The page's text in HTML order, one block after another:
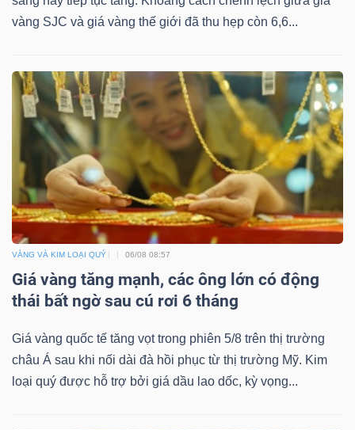
vàng SJC và giá vàng thế giới đã thu hẹp còn 6,6...
VÀNG VÀ KIM LOẠI QUÝ 06/08 08:57
Giá vàng tăng mạnh, các ông lớn có động
thái bất ngờ sau cú rơi 6 tháng
Giá vàng quốc tế tăng vọt trong phiên 5/8 trên thị trường
châu Á sau khi nối dài đà hồi phục từ thị trường Mỹ. Kim
loại quý được hỗ trợ bởi giá dầu lao dốc, kỳ vọng...